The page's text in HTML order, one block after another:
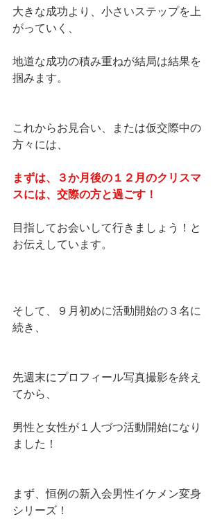
大きな成功より、小さいステップを上
がっていく、
地道な成功の積み重ねが結局は結果を
掴みます。
これからお見合い、または仮交際中の
方々には、
まずは、３か月後の１２月のクリスマ
スには、交際の方と過ごす！
目指してお会いして行きましょう！と
お伝えしています。
そして、９月初めに活動開始の３名に
続き、
先週末にプロフィール写真撮影を終え
てから、
男性と女性が１人づつ活動開始になり
ました！
まず、恒例の新入会男性イケメン変身
シリーズ！